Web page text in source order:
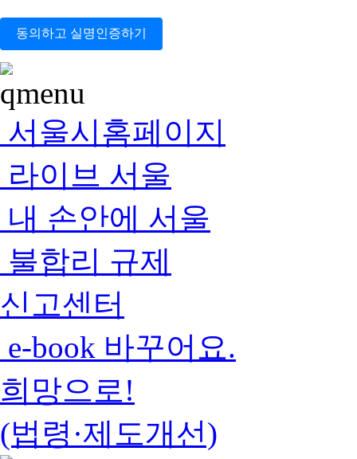
동의하고 실명인증하기
서울시홈페이지
라이브 서울
내 손안에 서울
불합리 규제
신고센터
e-book 바꾸어요.
희망으로!
(법령·제도개선)